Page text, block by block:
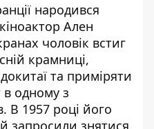
народився
Ален
чоловік встиг
крамниці,
та приміряти
в одному з
В 1957 році його
запросили знятися